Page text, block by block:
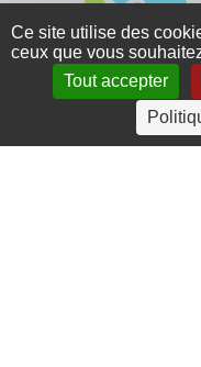
4 rue Crec’h-
22810 Belle Isle
Ce site utilise des
ceux que vous
Tout accepter